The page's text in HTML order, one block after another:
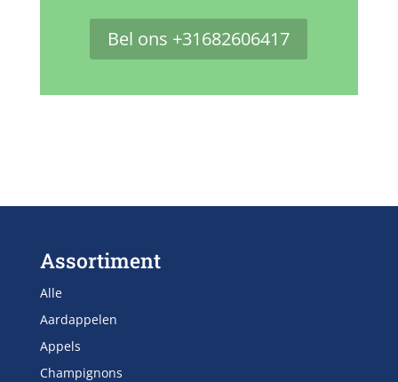
Bel ons +31682606417
Assortiment
Alle
Aardappelen
Appels
Champignons